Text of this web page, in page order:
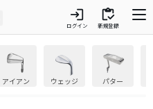
login
ログイン
inventory
新規登録
アイアン ウェッジ パター